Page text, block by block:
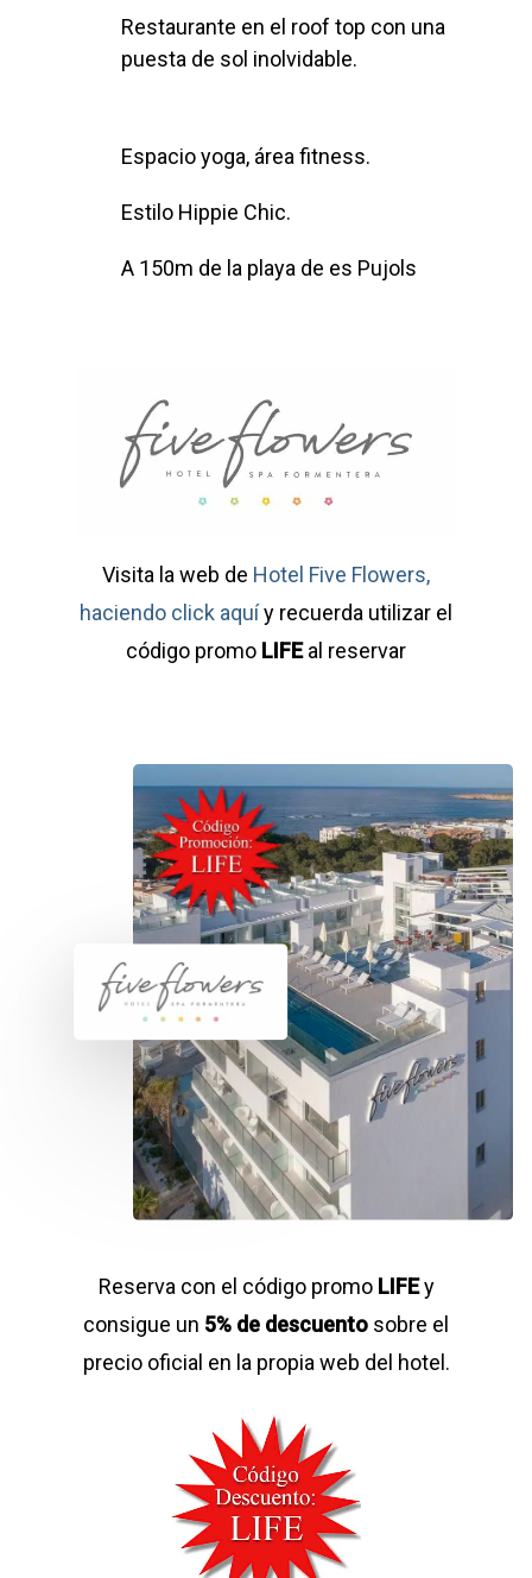
Restaurante en el roof top con una
puesta de sol inolvidable.
Espacio yoga, área fitness.
Estilo Hippie Chic.
A 150m de la playa de es Pujols
Visita la web de Hotel Five Flowers,
haciendo click aquíy recuerda utilizar el
código promo LIFEal reservar
Reserva con el código promo LIFEy
consigue un 5% de descuento sobre el
precio oficial en la propia web del hotel.